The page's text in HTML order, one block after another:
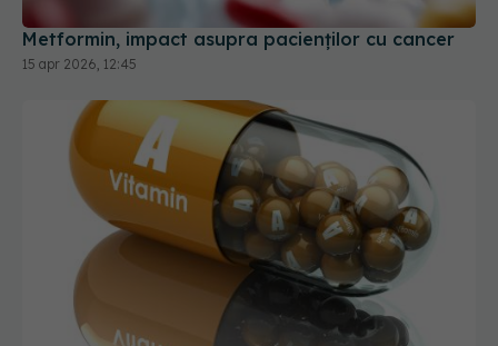
Metformin, impact asupra pacienților cu cancer
15 apr 2026, 12:45